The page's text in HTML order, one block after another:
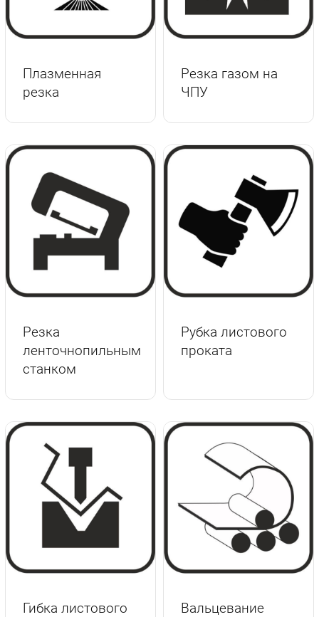
+7 (8172) 27-03-73
Обратный вызов
Плазменная
резка
Резка газом на
ЧПУ
Резка
ленточнопильным
станком
Рубка листового
проката
Гибка листового
Вальцевание